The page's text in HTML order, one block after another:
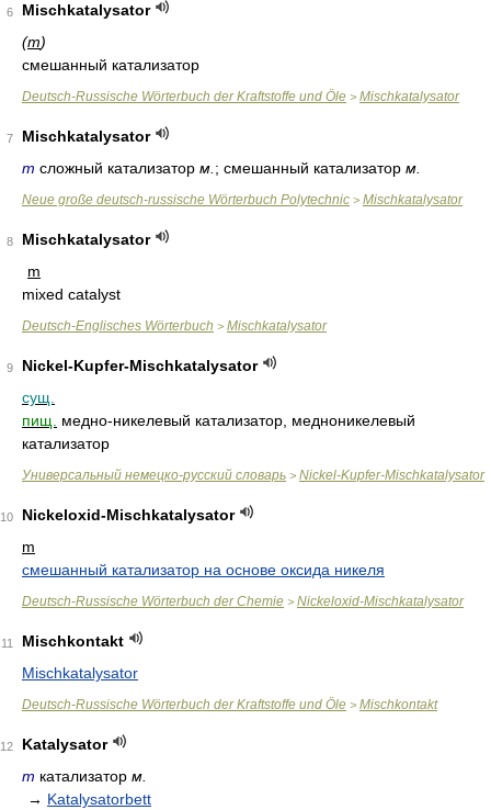
6
Mischkatalysator
(m)
смешанный катализатор
Deutsch-Russische Wörterbuch der Kraftstoffe und Öle > Mischkatalysator
7
Mischkatalysator
m сложный катализатор м. ; смешанный катализатор м.
Neue große deutsch-russische Wörterbuch Polytechnic > Mischkatalysator
8
Mischkatalysator
m
mixed catalyst
Deutsch-Englisches Wörterbuch > Mischkatalysator
9
Nickel-Kupfer-Mischkatalysator
сущ.
пищ.
медно-никелевый катализатор, медноникелевый
катализатор
Универсальный немецко-русский словарь > Nickel-Kupfer-Mischkatalysator
10
Nickeloxid-Mischkatalysator
m
смешанный катализатор на основе оксида никеля
Deutsch-Russische Wörterbuch der Chemie > Nickeloxid-Mischkatalysator
11
Mischkontakt
Mischkatalysator
Deutsch-Russische Wörterbuch der Kraftstoffe und Öle > Mischkontakt
12
Katalysator
m катализатор м.
→ Katalysatorbett